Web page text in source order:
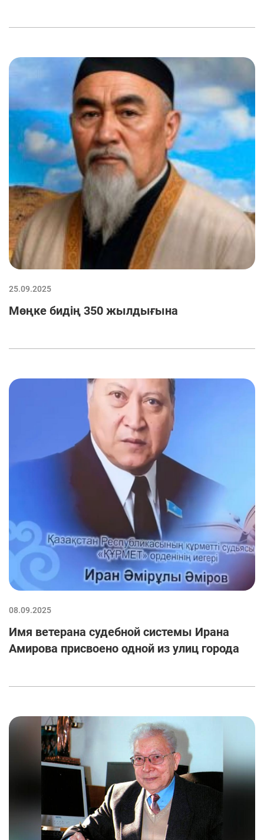
25.09.2025
Мөңке бидің 350 жылдығына
08.09.2025
Имя ветерана судебной системы Ирана
Амирова присвоено одной из улиц города